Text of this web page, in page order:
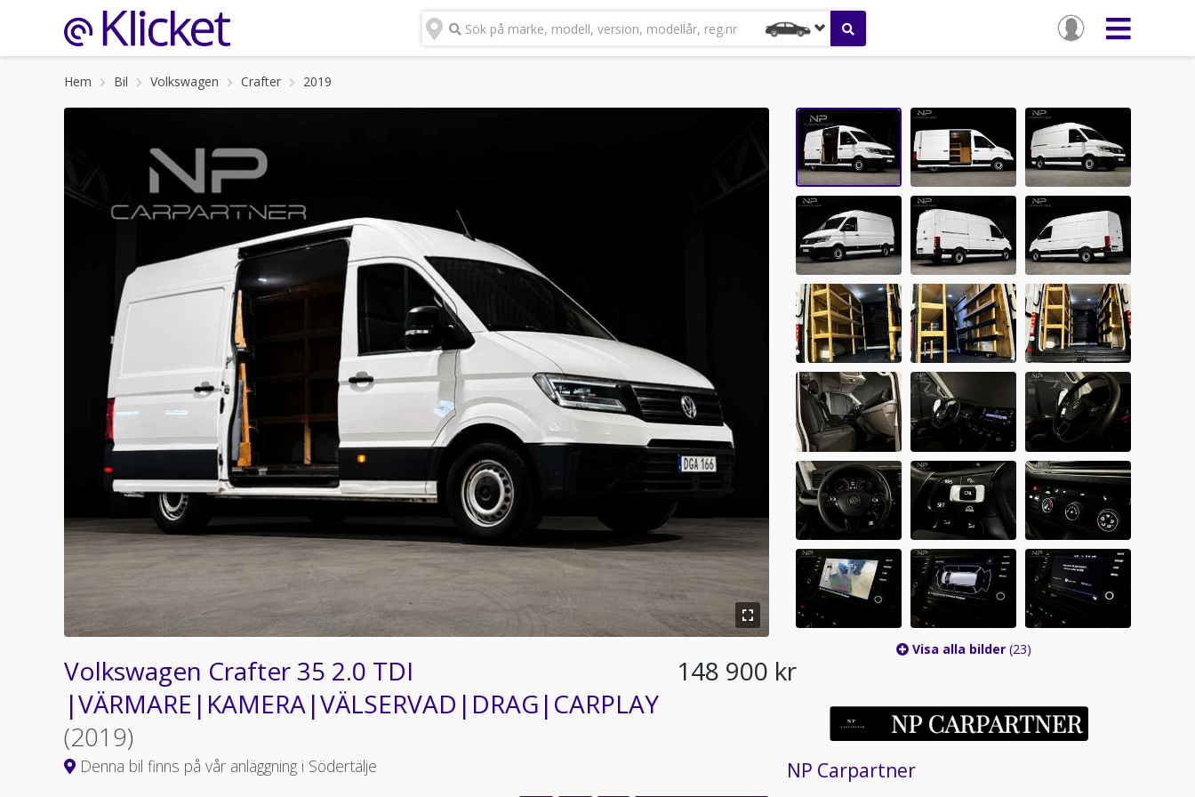
Sök på märke, modell, version, modellår, reg.nr
Hem Bil Volkswagen Crafter 2019
Volkswagen Crafter 35 2.0 TDI
|VÄRMARE|KAMERA|VÄLSERVAD|DRAG|CARPLAY
(2019)
Denna bil finns på vår anläggning i Södertälje
148 900 kr
Visa alla bilder (23)
NP Carpartner